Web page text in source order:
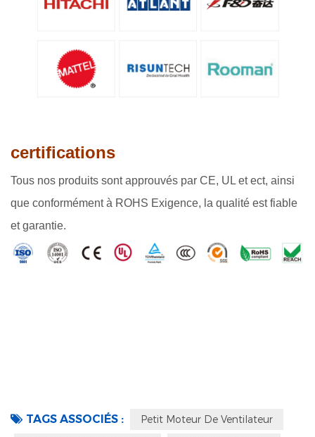
certifications
Tous nos produits sont approuvés par CE, UL et ect, ainsi
que conformément à ROHS Exigence, la qualité est fiable
et garantie.
TAGS ASSOCIÉS : Petit Moteur De Ventilateur